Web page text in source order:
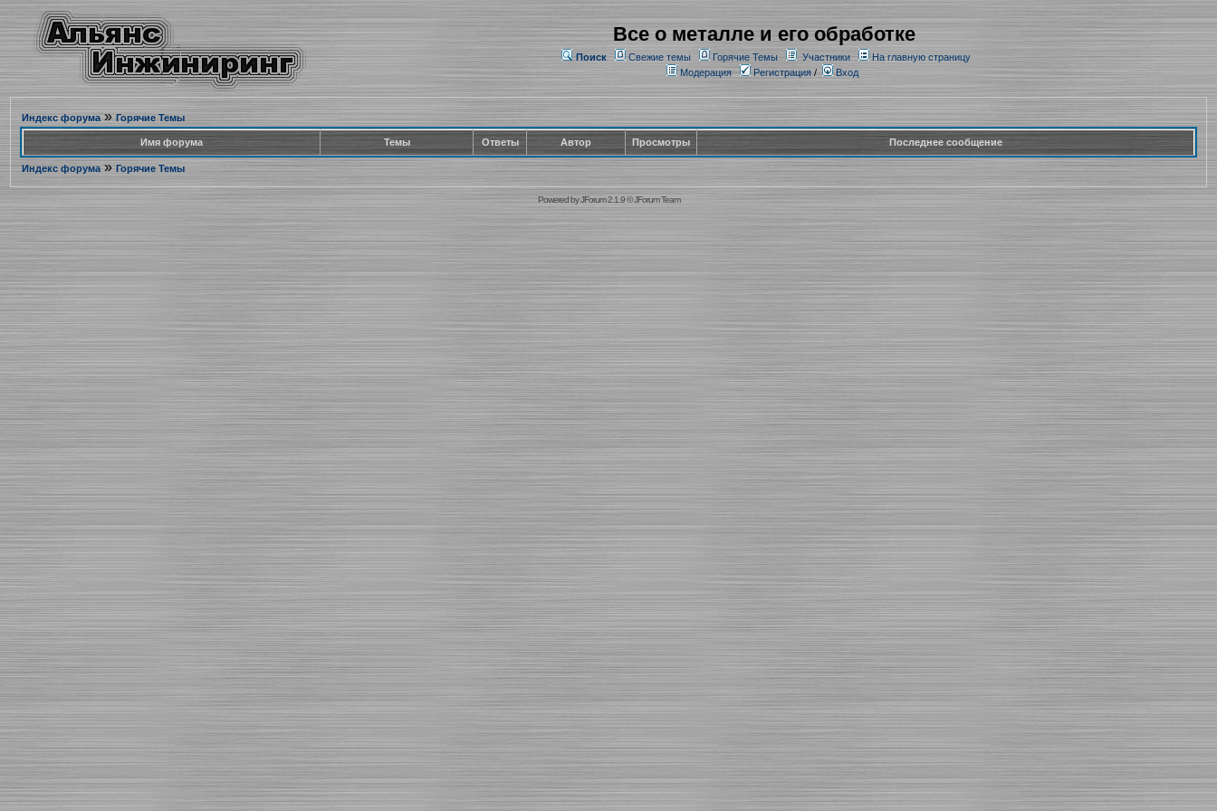
Все о металле и его обработке
Поиск Свежие темы Горячие Темы Участники
На главную страницу
Модерация
Регистрация/ Вход
Индекс форума» Горячие Темы
Имя форума Темы Ответы Автор Просмотры Последнее сообщение
Индекс форума» Горячие Темы
Powered byJForum 2.1.9©JForum Team